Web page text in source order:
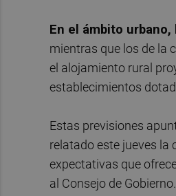
En el ámbito
mientras que los de la
el alojamiento rural
establecimientos
Estas previsiones
relatado este jueves la
expectativas que
al Consejo de Gobierno.